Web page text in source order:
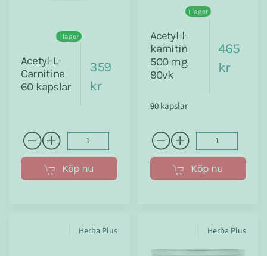
I lager
Acetyl-L-
Carnitine
60 kapslar
359
kr
Köp nu
I lager
Acetyl-l-
karnitin
500 mg
90vk
465
kr
90 kapslar
Köp nu
Herba Plus Herba Plus